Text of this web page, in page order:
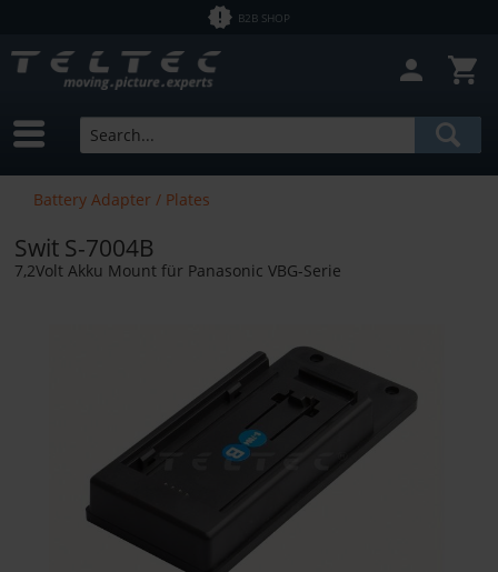
B2B SHOP
Battery Adapter / Plates
Swit S-7004B
7,2Volt Akku Mount für Panasonic VBG-Serie